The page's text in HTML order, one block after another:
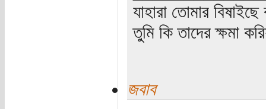
যাহারা তোমার
তুমি কি তাদের ক্ষমা
জবাব